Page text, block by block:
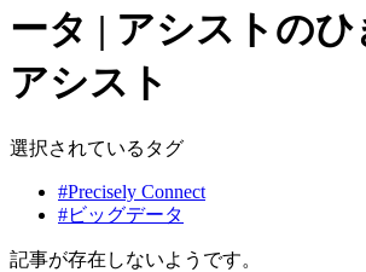
ータ | アシストのひ
アシスト
選択されているタグ
#Precisely Connect
#ビッグデータ
記事が存在しないようです。